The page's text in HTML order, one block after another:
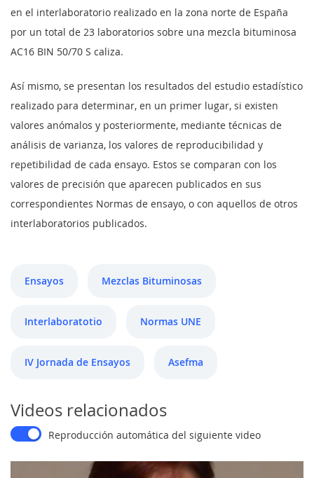
en el interlaboratorio realizado en la zona norte de España
por un total de 23 laboratorios sobre una mezcla bituminosa
AC16 BIN 50/70 S caliza.
Así mismo, se presentan los resultados del estudio estadístico
realizado para determinar, en un primer lugar, si existen
valores anómalos y posteriormente, mediante técnicas de
análisis de varianza, los valores de reproducibilidad y
repetibilidad de cada ensayo. Estos se comparan con los
valores de precisión que aparecen publicados en sus
correspondientes Normas de ensayo, o con aquellos de otros
interlaboratorios publicados.
Ensayos Mezclas Bituminosas
Interlaboratotio Normas UNE
IV Jornada de Ensayos Asefma
Videos relacionados
Reproducción automática del siguiente video